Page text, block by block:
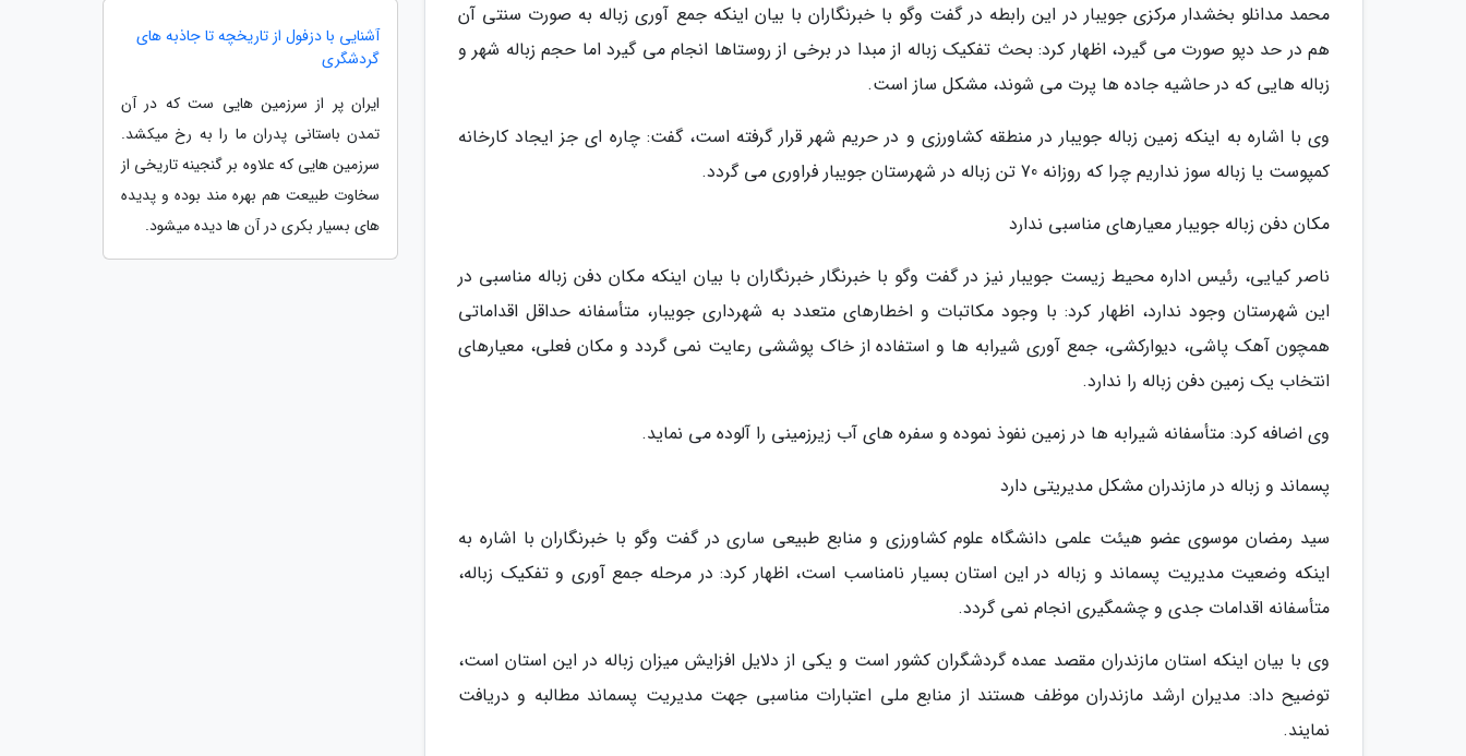
محمد مدانلو بخشدار مرکزی جویبار در این رابطه در گفت وگو با خبرنگاران با بیان اینکه جمع آوری زباله به صورت سنتی آن
هم در حد دپو صورت می گیرد، اظهار کرد: بحث تفکیک زباله از مبدا در برخی از روستاها انجام می گیرد اما حجم زباله شهر و
زباله هایی که در حاشیه جاده ها پرت می شوند، مشکل ساز است.
وی با اشاره به اینکه زمین زباله جویبار در منطقه کشاورزی و در حریم شهر قرار گرفته است، گفت: چاره ای جز ایجاد کارخانه
کمپوست یا زباله سوز نداریم چرا که روزانه 70 تن زباله در شهرستان جویبار فراوری می گردد.
مکان دفن زباله جویبار معیارهای مناسبی ندارد
ناصر کیایی، رئیس اداره محیط زیست جویبار نیز در گفت وگو با خبرنگار خبرنگاران با بیان اینکه مکان دفن زباله مناسبی در
این شهرستان وجود ندارد، اظهار کرد: با وجود مکاتبات و اخطارهای متعدد به شهرداری جویبار، متأسفانه حداقل اقداماتی
همچون آهک پاشی، دیوارکشی، جمع آوری شیرابه ها و استفاده از خاک پوششی رعایت نمی گردد و مکان فعلی، معیارهای
انتخاب یک زمین دفن زباله را ندارد.
وی اضافه کرد: متأسفانه شیرابه ها در زمین نفوذ نموده و سفره های آب زیرزمینی را آلوده می نماید.
پسماند و زباله در مازندران مشکل مدیریتی دارد
سید رمضان موسوی عضو هیئت علمی دانشگاه علوم کشاورزی و منابع طبیعی ساری در گفت وگو با خبرنگاران با اشاره به
اینکه وضعیت مدیریت پسماند و زباله در این استان بسیار نامناسب است، اظهار کرد: در مرحله جمع آوری و تفکیک زباله،
متأسفانه اقدامات جدی و چشمگیری انجام نمی گردد.
وی با بیان اینکه استان مازندران مقصد عمده گردشگران کشور است و یکی از دلایل افزایش میزان زباله در این استان است،
توضیح داد: مدیران ارشد مازندران موظف هستند از منابع ملی اعتبارات مناسبی جهت مدیریت پسماند مطالبه و دریافت
نمایند.
آشنایی با دزفول از تاریخچه تا جاذبه های
گردشگری
ایران پر از سرزمین هایی ست که در آن
تمدن باستانی پدران ما را به رخ میکشد.
سرزمین هایی که علاوه بر گنجینه تاریخی از
سخاوت طبیعت هم بهره مند بوده و پدیده
های بسیار بکری در آن ها دیده میشود.